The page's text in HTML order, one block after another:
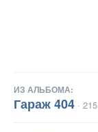
ИЗ АЛЬБОМА:
Гараж 404 ·